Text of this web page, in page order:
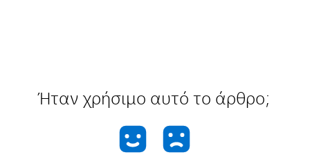
Ήταν χρήσιμο αυτό το άρθρο;